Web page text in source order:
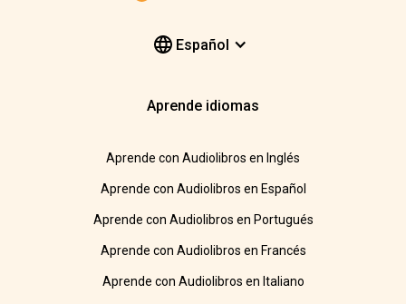
Español
Aprende idiomas
Aprende con Audiolibros en Inglés
Aprende con Audiolibros en Español
Aprende con Audiolibros en Portugués
Aprende con Audiolibros en Francés
Aprende con Audiolibros en Italiano